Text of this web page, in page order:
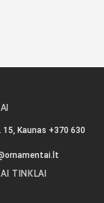
15, Kaunas +370 630
TINKLAI